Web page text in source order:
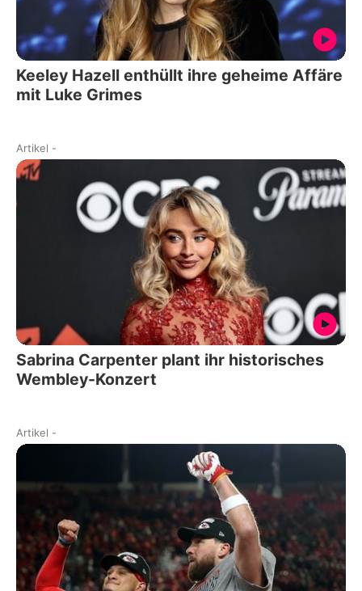
Keeley Hazell enthüllt ihre geheime Affäre
mit Luke Grimes
Artikel -
Sabrina Carpenter plant ihr historisches
Wembley-Konzert
Artikel -